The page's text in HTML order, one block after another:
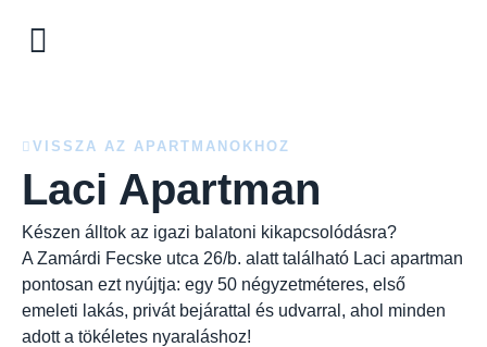
VISSZA AZ APARTMANOKHOZ
Laci Apartman
Készen álltok az igazi balatoni kikapcsolódásra?
A Zamárdi Fecske utca 26/b. alatt található Laci apartman
pontosan ezt nyújtja: egy 50 négyzetméteres, első
emeleti lakás, privát bejárattal és udvarral, ahol minden
adott a tökéletes nyaraláshoz!